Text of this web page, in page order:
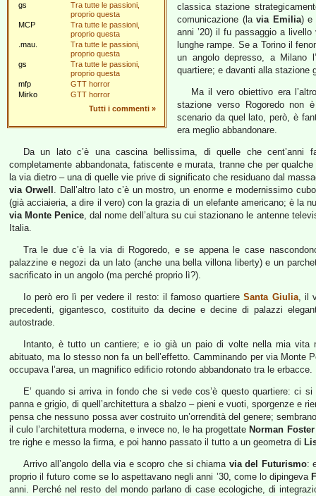
gs
Tra tutte le passioni,
proprio questa
MCP
Tra tutte le passioni,
proprio questa
.mau.
Tra tutte le passioni,
proprio questa
gs
Tra tutte le passioni,
proprio questa
mfp
GTT horror
Mirko
GTT horror
Tutti i commenti »
classica stazione
comunicazione (lavia Emilia) e
anni ’20) il fu passaggio a
lunghe rampe. Se a Torino il
un angolo depresso, a Milano
quartiere; e davanti alla stazione
Ma il vero obiettivo era
stazione verso Rogoredo non
scenario da quel lato, però, è
era meglio abbandonare.
Da un lato c’è una cascina bellissima, di quelle che
completamente abbandonata, fatiscente e murata, tranne che per
la via dietro – una di quelle vie prive di significato che residuano dal
via Orwell . Dall’altro lato c’è un mostro, un enorme e modernissimo
(già acciaieria, a dire il vero) con la grazia di un elefante americano; è la
via Monte Penice, dal nome dell’altura su cui stazionano le antenne
Italia.
Tra le due c’è la via di Rogoredo, e se appena le case
palazzine e negozi da un lato (anche una bella villona liberty) e un
sacrificato in un angolo (ma perché proprio lì?).
Io però ero lì per vedere il resto: il famoso quartiereSanta Giulia, il
precedenti, gigantesco, costituito da decine e decine di palazzi
autostrade.
Intanto, è tutto un cantiere; e io già un paio di volte nella mia
abituato, ma lo stesso non fa un bell’effetto. Camminando per via Monte
occupava l’area, un magnifico edificio rotondo abbandonato tra le erbacce.
E’ quando si arriva in fondo che si vede cos’è questo quartiere: ci
panna e grigio, di quell’architettura a sbalzo – pieni e vuoti, sporgenze e
pensa che nessuno possa aver costruito un’orrendità del genere;
il culo l’architettura moderna, e invece no, le ha progettate Norman Foster
tre righe e messo la firma, e poi hanno passato il tutto a un geometra di
Arrivo all’angolo della via e scopro che si chiama via del Futurismo:
proprio il futuro come se lo aspettavano negli anni ’30, come lo dipingeva
anni. Perché nel resto del mondo parlano di case ecologiche, di